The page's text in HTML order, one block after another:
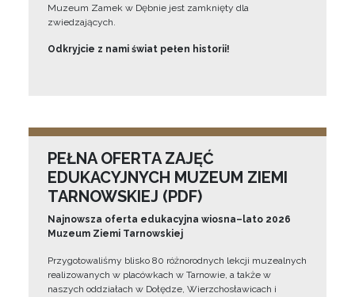
Muzeum Zamek w Dębnie jest zamknięty dla
zwiedzających.
Odkryjcie z nami świat pełen historii!
PEŁNA OFERTA ZAJĘĆ
EDUKACYJNYCH MUZEUM ZIEMI
TARNOWSKIEJ (PDF)
Najnowsza oferta edukacyjna wiosna–lato 2026
Muzeum Ziemi Tarnowskiej
Przygotowaliśmy blisko 80 różnorodnych lekcji muzealnych
realizowanych w placówkach w Tarnowie, a także w
naszych oddziałach w Dołędze, Wierzchosławicach i